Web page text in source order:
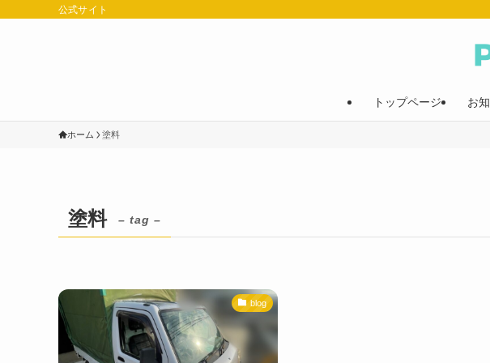
公式サイト
トップページ お
ホーム 塗料
塗料 – tag –
blog